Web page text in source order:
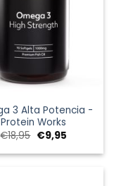
3 Alta Potencia -
Protein Works
€18,95 El
precio
original
€9,95El
actual